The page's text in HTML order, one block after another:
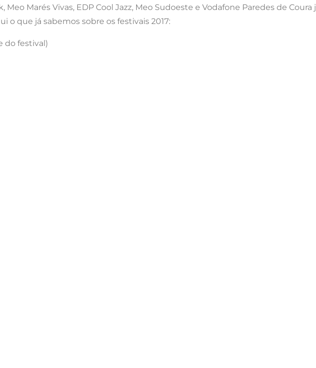
Meo Marés Vivas, EDP Cool Jazz, Meo Sudoeste e Vodafone Paredes de
o que já sabemos sobre os festivais 2017:
do festival)